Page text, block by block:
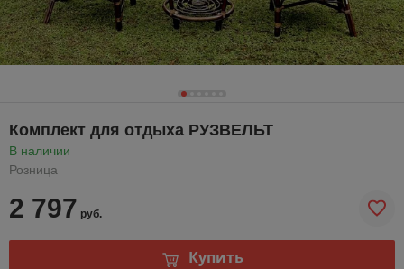
Комплект для отдыха РУЗВЕЛЬТ
В наличии
Розница
2 797 руб.
Купить